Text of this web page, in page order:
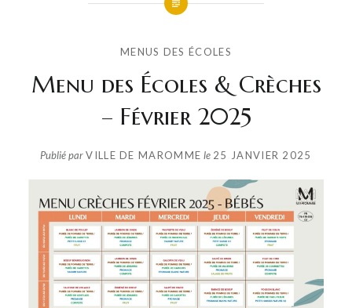
MENUS DES ÉCOLES
Menu des Écoles & Crèches
– Février 2025
Publié parVILLE DE MAROMME le 25 JANVIER 2025